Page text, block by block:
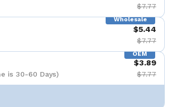
$7.77
Wholesale
$5.44
$7.77
OEM
is 30-60 Days)
$3.89
$7.77